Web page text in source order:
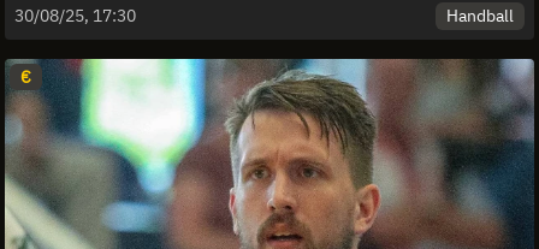
30/08/25, 17:30 Handball
€